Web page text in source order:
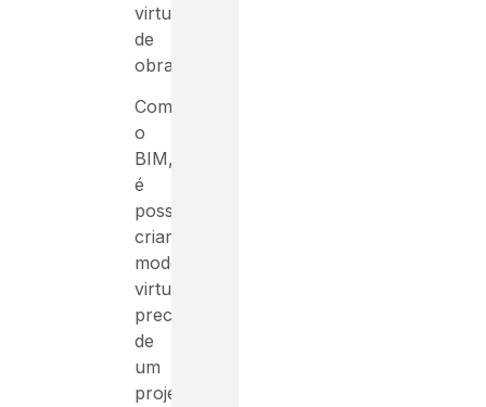
virtuais
de
obras.
Com
o
BIM,
é
possível
criar
modelos
virtuais
precisos
de
um
projeto